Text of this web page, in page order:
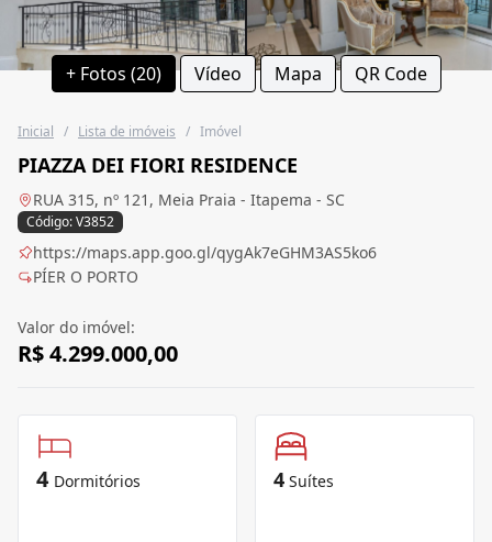
+ Fotos (20) Vídeo Mapa QR Code
Inicial / Lista de imóveis / Imóvel
PIAZZA DEI FIORI RESIDENCE
RUA 315, nº 121, Meia Praia - Itapema - SC
Código: V3852
https://maps.app.goo.gl/qygAk7eGHM3AS5ko6
PÍER O PORTO
Valor do imóvel:
R$ 4.299.000,00
4 Dormitórios 4 Suítes